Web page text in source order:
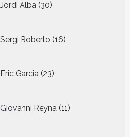
Jordi Alba 30
producten
Sergi Roberto 16
producten
Eric Garcia 23
producten
Giovanni Reyna 11
producten